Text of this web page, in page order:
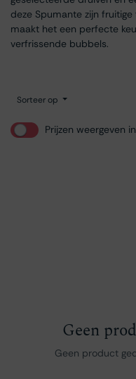
deze Spumante zijn
maakt het een perfecte
verfrissende bubbels.
Sorteer op
Prijzen weergeven
Geen
Geen product